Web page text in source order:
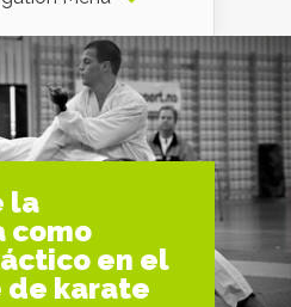
la
como
en el
de karate